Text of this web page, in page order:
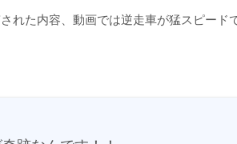
れた内容、動画では逆走車が猛スピード